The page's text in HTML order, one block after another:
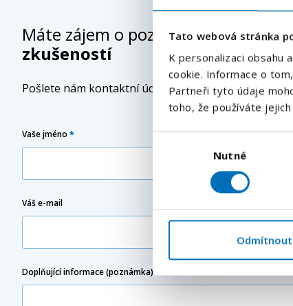
Tato webová stránka
K personalizaci obsahu
cookie. Informace o
Partneři tyto údaje
toho, že používáte jejich
Nutné
Odmítnout
Máte zájem o pozici- Stabilní
zkušeností
Pošlete nám kontaktní údaje a náš specialista Vás
Vaše jméno *
Váš e-mail
Doplňující informace (poznámka)